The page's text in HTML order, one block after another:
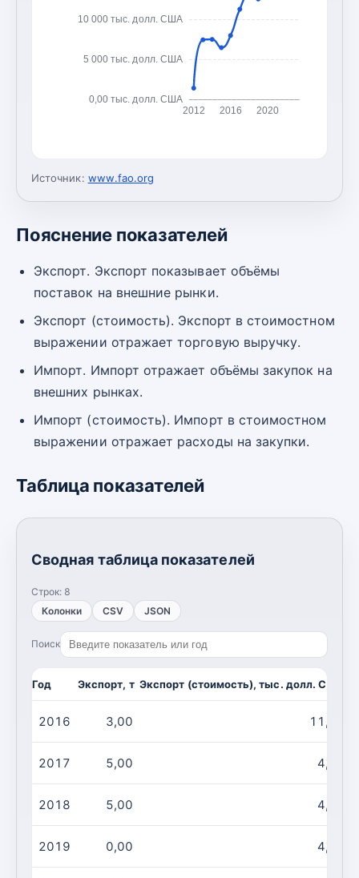
0,00 тыс. долл. США
5 000 тыс. долл. США
10 000 тыс. долл. США
2012 2016 2020
Источник: www.fao.org
Пояснение показателей
Экспорт. Экспорт показывает объёмы
поставок на внешние рынки.
Экспорт (стоимость). Экспорт в стоимостном
выражении отражает торговую выручку.
Импорт. Импорт отражает объёмы закупок на
внешних рынках.
Импорт (стоимость). Импорт в стоимостном
выражении отражает расходы на закупки.
Таблица показателей
Сводная таблица показателей
Строк: 8
Колонки
CSV JSON
Поиск
Год Экспорт, т Экспорт (стоимость), тыс. долл. США
2016 3,00 11,00
2017 5,00 4,00
2018 5,00 4,00
2019 0,00 4,00